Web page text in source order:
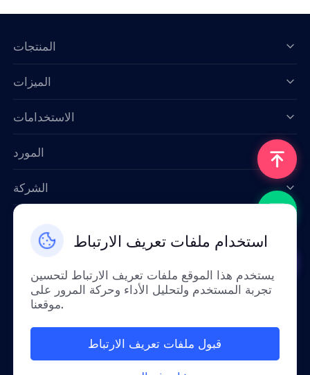
استخدام ملفات تعريف الارتباط
يستخدم هذا الموقع ملفات تعريف الارتباط لتحسين
تجربة المستخدم ولتحليل الأداء وحركة المرور على
موقعنا.
قبول ملفات تعريف الارتباط
المنتجات
الميزات
الاستخدامات
المورد
الشركة
Email: support@smartproxy.org
بسبب السياسات، هذه الخدمة غير متوفرة في الصين
القارية. شكراً لتفهمكم!